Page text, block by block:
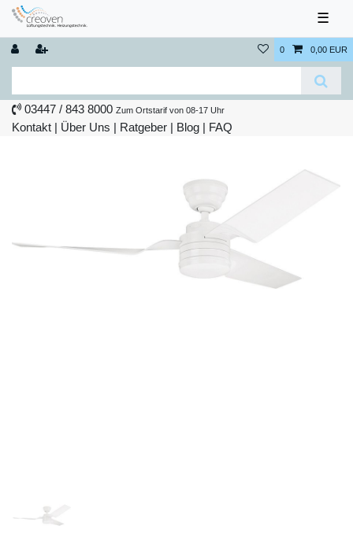
☰
0 0,00 EUR
03447 / 843 8000 Zum Ortstarif von 08-17 Uhr
Kontakt | Über Uns | Ratgeber | Blog | FAQ